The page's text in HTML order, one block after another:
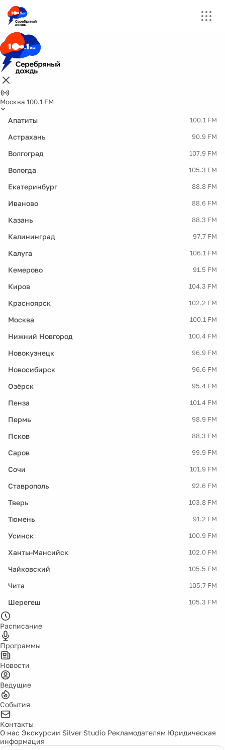
Москва 100.1 FM
Апатиты 100.1 FM
Астрахань 90.9 FM
Волгоград 107.9 FM
Вологда 105.3 FM
Екатеринбург 88.8 FM
Иваново 88.6 FM
Казань 88.3 FM
Калининград 97.7 FM
Калуга 106.1 FM
Кемерово 91.5 FM
Киров 104.3 FM
Красноярск 102.2 FM
Москва 100.1 FM
Нижний Новгород 100.4 FM
Новокузнецк 96.9 FM
Новосибирск 96.6 FM
Озёрск 95.4 FM
Пенза 101.4 FM
Пермь 98.9 FM
Псков 88.3 FM
Саров 99.9 FM
Сочи 101.9 FM
Ставрополь 92.6 FM
Тверь 103.8 FM
Тюмень 91.2 FM
Усинск 100.9 FM
Ханты-Мансийск 102.0 FM
Чайковский 105.5 FM
Чита 105.7 FM
Шерегеш 105.3 FM
Расписание
Программы
Новости
Ведущие
События
Контакты
О нас Экскурсии Silver Studio Рекламодателям Юридическая
информация